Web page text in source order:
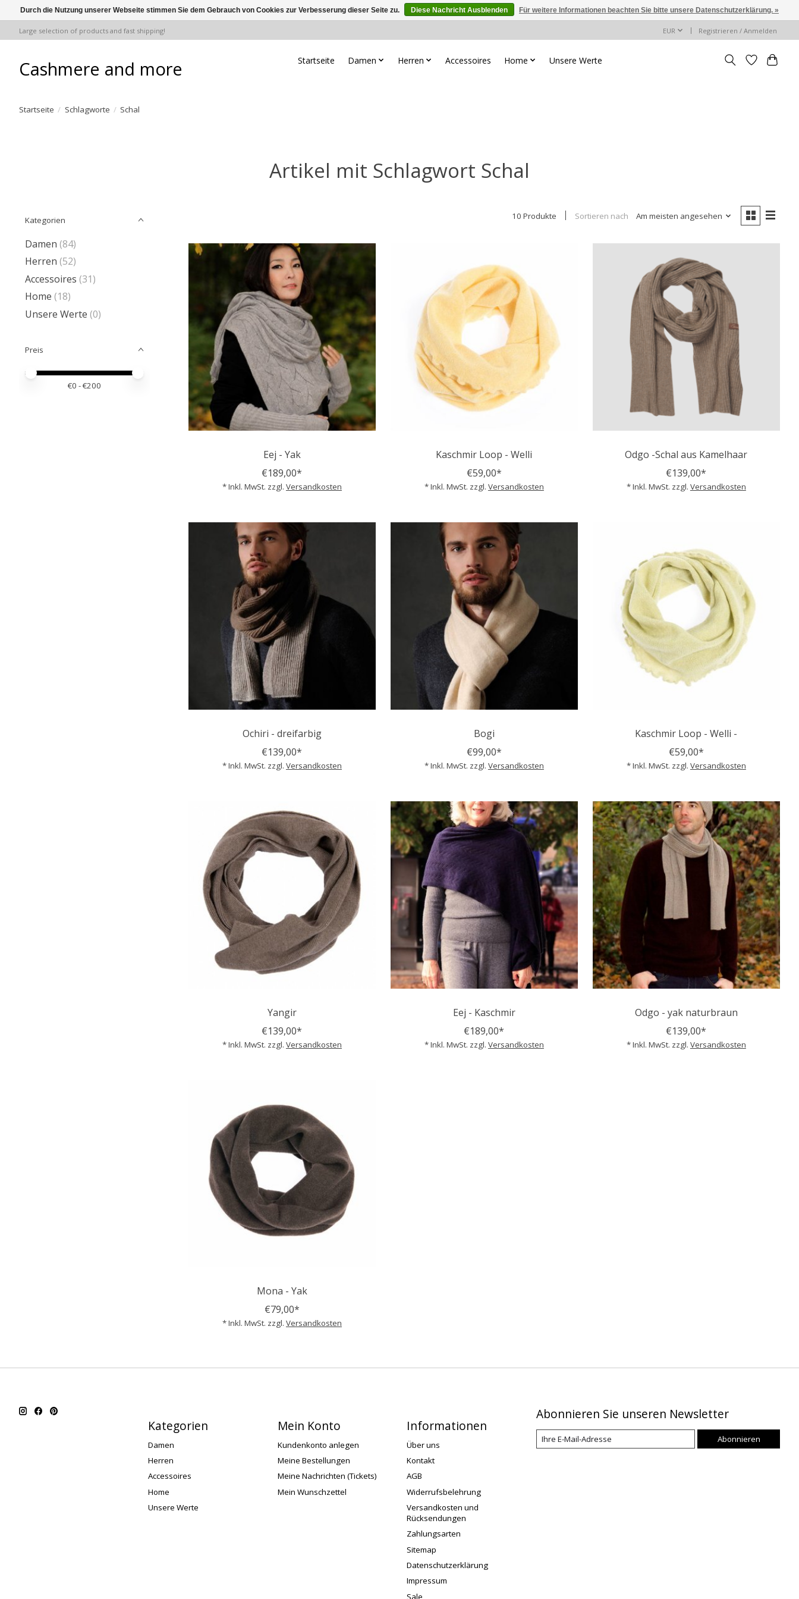
Large selection of products and fast shipping! EUR Registrieren / Anmelden
Cashmere and more Startseite Damen Herren Accessoires Home Unsere Werte
Startseite / Schlagworte / Schal
Artikel mit Schlagwort Schal
Kategorien
Damen (84)
Herren (52)
Accessoires (31)
Home (18)
Unsere Werte (0)
Preis
Preis – Mindestwert
Price maximum value
€0 - €200
10 Produkte Sortieren nach Am meisten angesehen
Eej - Yak
€189,00*
* Inkl. MwSt. zzgl. Versandkosten
Kaschmir Loop - Welli
€59,00*
* Inkl. MwSt. zzgl. Versandkosten
Odgo -Schal aus Kamelhaar
€139,00*
* Inkl. MwSt. zzgl. Versandkosten
Ochiri - dreifarbig
€139,00*
* Inkl. MwSt. zzgl. Versandkosten
Bogi
€99,00*
* Inkl. MwSt. zzgl. Versandkosten
Kaschmir Loop - Welli -
€59,00*
* Inkl. MwSt. zzgl. Versandkosten
Yangir
€139,00*
* Inkl. MwSt. zzgl. Versandkosten
Eej - Kaschmir
€189,00*
* Inkl. MwSt. zzgl. Versandkosten
Odgo - yak naturbraun
€139,00*
* Inkl. MwSt. zzgl. Versandkosten
Mona - Yak
€79,00*
* Inkl. MwSt. zzgl. Versandkosten
Kategorien
Damen
Herren
Accessoires
Home
Unsere Werte
Mein Konto
Kundenkonto anlegen
Meine Bestellungen
Meine Nachrichten (Tickets)
Mein Wunschzettel
Informationen
Über uns
Kontakt
AGB
Widerrufsbelehrung
Versandkosten und
Rücksendungen
Zahlungsarten
Sitemap
Datenschutzerklärung
Impressum
Sale
Abonnieren Sie unseren Newsletter
Abonnieren
Durch die Nutzung unserer Webseite stimmen Sie dem Gebrauch von Cookies zur Verbesserung dieser Seite zu. Diese Nachricht Ausblenden Für weitere Informationen beachten Sie bitte unsere Datenschutzerklärung. »